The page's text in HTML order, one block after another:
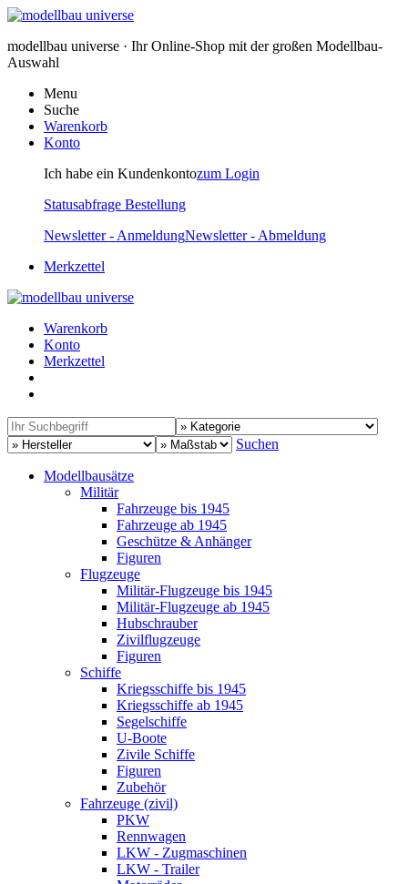
modellbau universe · Ihr Online-Shop mit der großen Modellbau-
Auswahl
Menu
Suche
Warenkorb
Konto
Ich habe ein Kundenkontozum Login
Statusabfrage Bestellung
Newsletter - AnmeldungNewsletter - Abmeldung
Merkzettel
Warenkorb
Konto
Merkzettel
Suchen
Modellbausätze
Militär
Fahrzeuge bis 1945
Fahrzeuge ab 1945
Geschütze & Anhänger
Figuren
Flugzeuge
Militär-Flugzeuge bis 1945
Militär-Flugzeuge ab 1945
Hubschrauber
Zivilflugzeuge
Figuren
Schiffe
Kriegsschiffe bis 1945
Kriegsschiffe ab 1945
Segelschiffe
U-Boote
Zivile Schiffe
Figuren
Zubehör
Fahrzeuge (zivil)
PKW
Rennwagen
LKW - Zugmaschinen
LKW - Trailer